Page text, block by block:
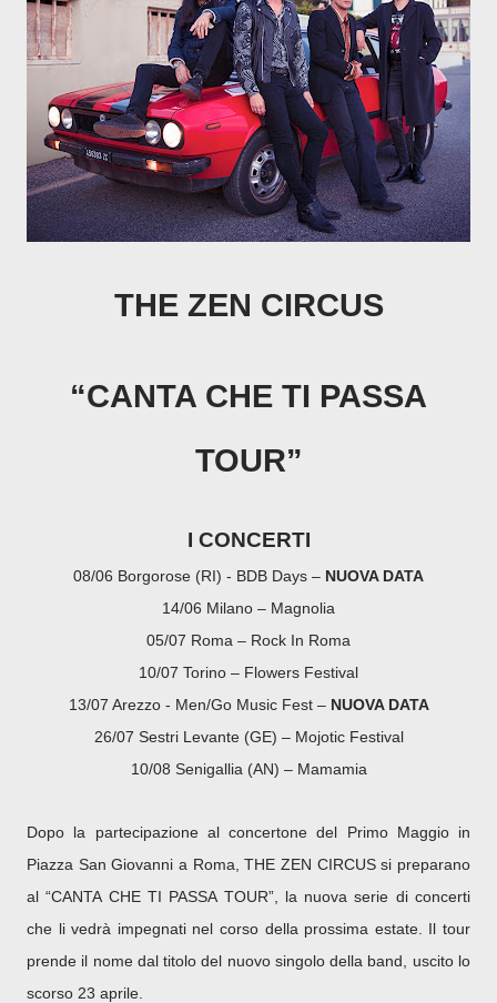
THE ZEN CIRCUS
“CANTA CHE TI PASSA
TOUR”
I CONCERTI
08/06 Borgorose (RI) - BDB Days – NUOVA DATA
14/06 Milano – Magnolia
05/07 Roma – Rock In Roma
10/07 Torino – Flowers Festival
13/07 Arezzo - Men/Go Music Fest – NUOVA DATA
26/07 Sestri Levante (GE) – Mojotic Festival
10/08 Senigallia (AN) – Mamamia
Dopo la partecipazione al concertone del Primo Maggio in
Piazza San Giovanni a Roma, THE ZEN CIRCUS si preparano
al “CANTA CHE TI PASSA TOUR”, la nuova serie di concerti
che li vedrà impegnati nel corso della prossima estate. Il tour
prende il nome dal titolo del nuovo singolo della band, uscito lo
scorso 23 aprile.